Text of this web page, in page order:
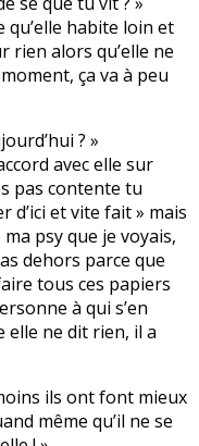
qu’elle habite loin et
rien alors qu’elle ne
ça va à peu
? »
avec elle sur
pas contente tu
d’ici et vite fait » mais
psy que je voyais,
dehors parce que
tous ces papiers
à qui s’en
elle ne dit rien, il a
ils ont font mieux
même qu’il ne se